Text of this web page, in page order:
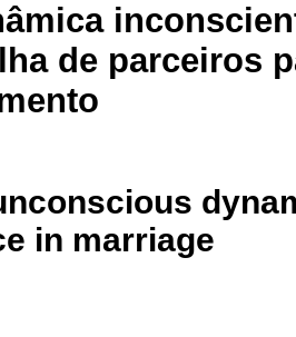
de parceiros
in marriage